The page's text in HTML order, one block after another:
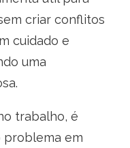
criar conflitos
cuidado e
uma
trabalho, é
em